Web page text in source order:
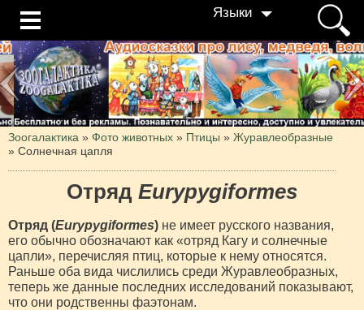
Языки
Зоогалактика » Фото животных » Птицы » Журавлеобразные
» Солнечная цапля
Отряд Eurypygiformes
Отряд (Eurypygiformes) не имеет русского названия,
его обычно обозначают как «отряд Кагу и солнечные
цапли», перечисляя птиц, которые к нему относятся.
Раньше оба вида числились среди Журавлеобразных,
теперь же данные последних исследований показывают,
что они родственны фаэтонам.